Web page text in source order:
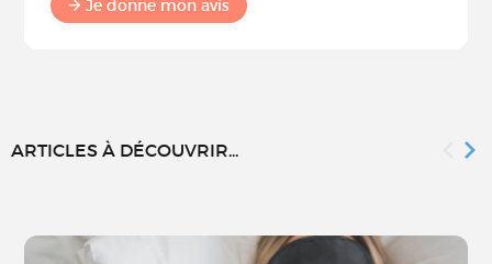
Je donne mon avis
ARTICLES À DÉCOUVRIR...